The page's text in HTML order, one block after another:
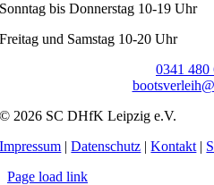
Sonntag bis Donnerstag 10-19 Uhr
Freitag und Samstag 10-20 Uhr
0341 480
© 2026 SC DHfK Leipzig e.V.
Impressum |Datenschutz |Kontakt |
Page load link